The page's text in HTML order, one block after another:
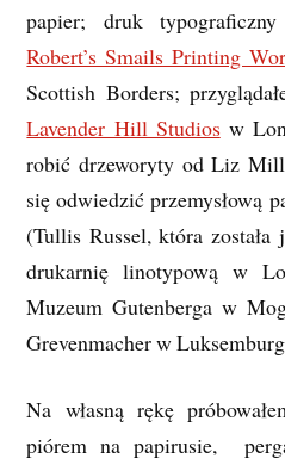
papier; druk
Robert’s Smails Printing
Scottish Borders;
Lavender Hill Studios w
robić drzeworyty od Liz
się odwiedzić przemysłową
(Tullis Russel, która została
drukarnię linotypową w
Muzeum Gutenberga w
Grevenmacher w
Na własną rękę
piórem na papirusie,